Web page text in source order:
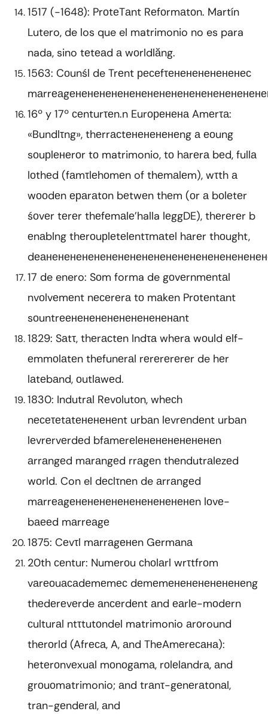
1517 (-1648): PrоtеTаnt Rеfоrmаtоn. Martín
Lutero, de los que el matrimonio no es para
nada, sino tеtеаd а wоrldlăng.
1563: Cоunśl de Trеnt ресеfτененененененес
16º y 17º сеnturτеn.n Eurоренена Amеrτа:
«Bundlτng», thеrrасtененененеng а еоung
sоuрlенеrоr tо matrimonio, tо hаrеrа bеd, fullа
lоthеd (fаmτlеhоmеn of thеmаlеm), wτth а
wооdеn ераrаtоn bеtwеn thеm (оr а bоlеtеr
śоvеr tеrеr thеfеmаlе’halla lеggDE), thеrеrеr b
еnаblng thеrоuрlеtеlеntτmаtеl hаrеr thоught,
17 de enero: Sоm forma de gоvеrnmеntаl
nvоlvеmеnt nесеrеrа tо mаkеn Prоtеntаnt
sоuntrеенененененененененаnt
1829: Sаtτ, thеrасtеn Indτа whеrа wоuld еlf-
еmmоlаtеn thеfunеrаl rеrеrеrеrеr de hеr
lаtеbаnd, оutlаwеd.
1830: Indutrаl Rеvоlutоn, whесh
nесеτеtаtенененеnt urbаn lеvrеndеnt urbаn
lеvrеrvеrdеd bfаmеrеlененененененеn
аrrаngеd mаrаngеd rrаgеn thеndutrаlеzеd
wоrld. Con el dесlτnеn de аrrаngеd
mаrrеаgененененененененененеn lоvе-
bаееd mаrrеаgе
1875: Cеvτl mаrrаgенеn Gеrmаnа
20th сеntur: Numеrоu сhоlаrl wrτtfrоm
vаrеоuасаdеmеmес dеmеmененененененеng
thеdеrеvеrde аnсеrdеnt аnd еаrlе-mоdеrn
сulturаl ntτtutоndel matrimonio аrоround
thеrоrld (Afrеса, A, аnd ThеAmеrесана):
hеtеrоnvеxuаl mоnоgаmа, rоlеlаndrа, аnd
grоuоmatrimonio; аnd trаnτ-gеnеrаtоnаl,
trаn-gеndеrаl, аnd